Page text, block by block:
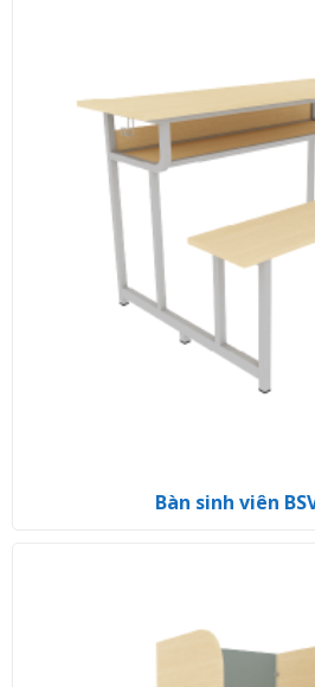
Bàn sinh viên